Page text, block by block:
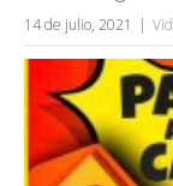
14 de julio, 2021